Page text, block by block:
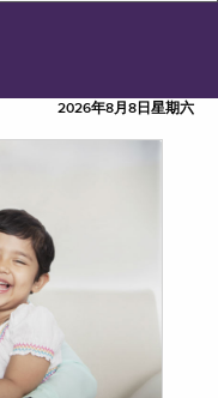
2026年8月8日星期六